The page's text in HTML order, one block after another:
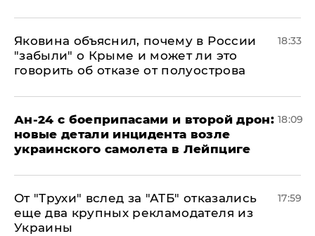
Яковина объяснил, почему в России
"забыли" о Крыме и может ли это
говорить об отказе от полуострова
18:33
Ан-24 с боеприпасами и второй дрон:
новые детали инцидента возле
украинского самолета в Лейпциге
18:09
От "Трухи" вслед за "АТБ" отказались
еще два крупных рекламодателя из
Украины
17:59